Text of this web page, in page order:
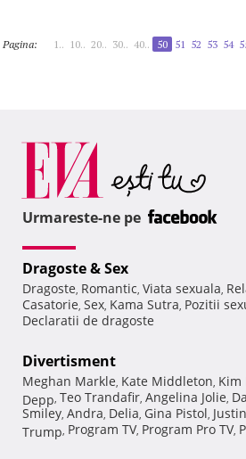
Pagina: 1.. 10.. 20.. 30.. 40.. 50 51 52 53 54
Urmareste-ne pe
Dragoste & Sex
Dragoste, Romantic, Viata sexuala,
Casatorie, Sex, Kama Sutra, Pozitii
Declaratii de dragoste
Divertisment
Meghan Markle, Kate Middleton, Kim
Depp, Teo Trandafir, Angelina Jolie,
Smiley, Andra, Delia, Gina Pistol,
Trump, Program TV, Program Pro TV,